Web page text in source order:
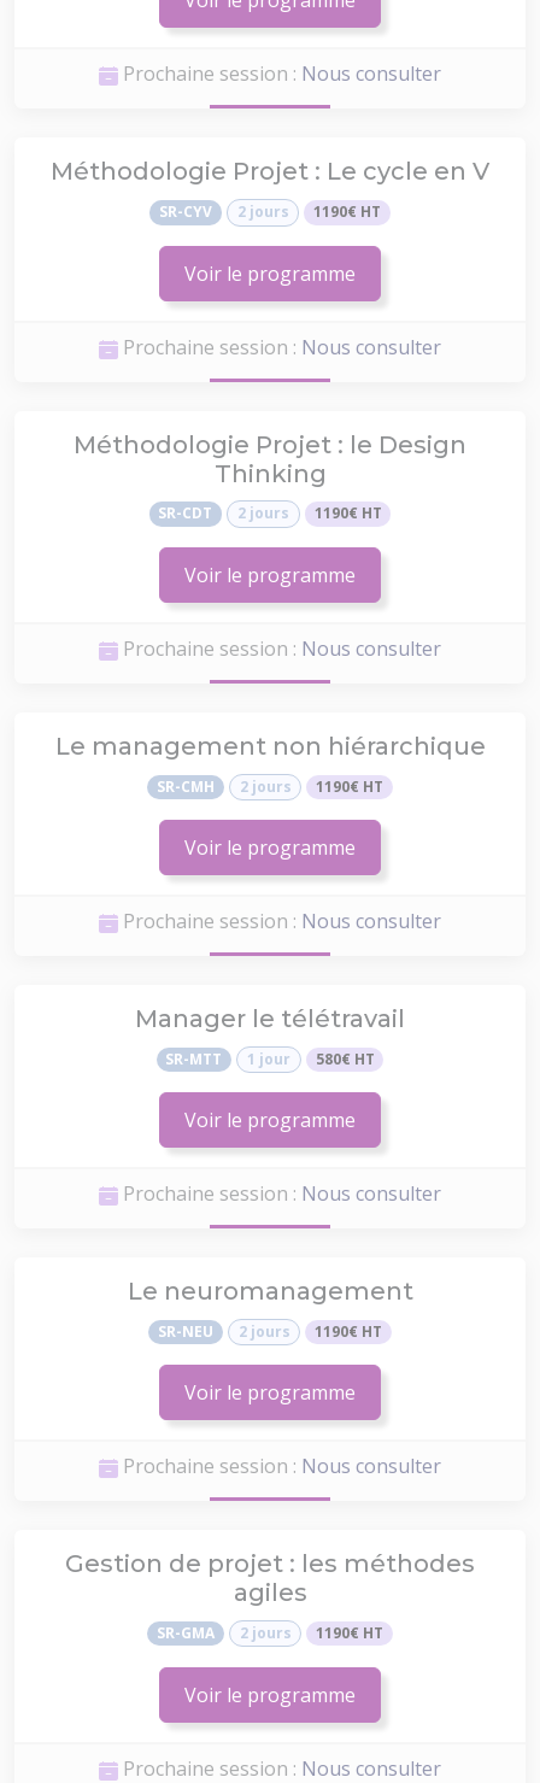
Prochaine session : Nous consulter
Méthodologie Projet : Le cycle en V
SR-CYV 2 jours 1190€ HT
Voir le programme
Prochaine session : Nous consulter
Méthodologie Projet : le Design
Thinking
SR-CDT 2 jours 1190€ HT
Voir le programme
Prochaine session : Nous consulter
Le management non hiérarchique
SR-CMH 2 jours 1190€ HT
Voir le programme
Prochaine session : Nous consulter
Manager le télétravail
SR-MTT 1 jour 580€ HT
Voir le programme
Prochaine session : Nous consulter
Le neuromanagement
SR-NEU 2 jours 1190€ HT
Voir le programme
Prochaine session : Nous consulter
Gestion de projet : les méthodes
agiles
SR-GMA 2 jours 1190€ HT
Voir le programme
Prochaine session : Nous consulter